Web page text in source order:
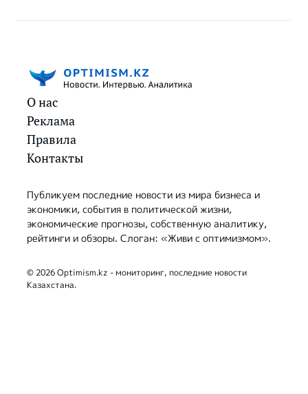
О нас
Реклама
Правила
Контакты
Публикуем последние новости из мира бизнеса и
экономики, события в политической жизни,
экономические прогнозы, собственную аналитику,
рейтинги и обзоры. Слоган: «Живи с оптимизмом».
© 2026 Optimism.kz - мониторинг, последние новости
Казахстана.